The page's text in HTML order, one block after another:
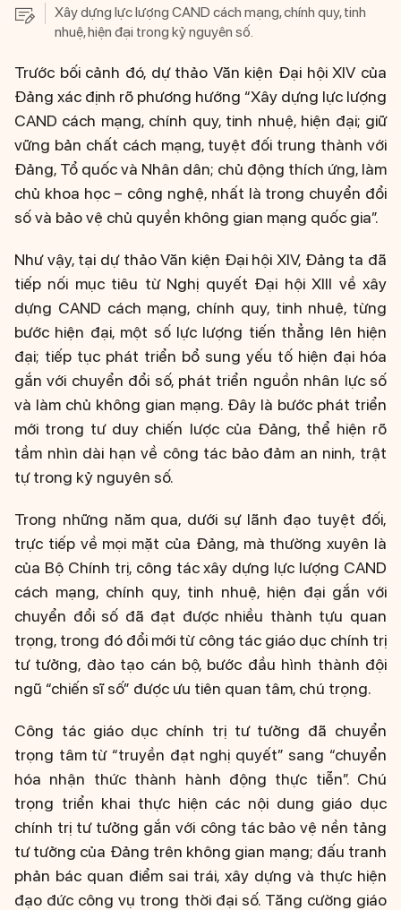
Xây dựng lực lượng CAND cách mạng, chính quy, tinh
nhuệ, hiện đại trong kỷ nguyên số.
Trước bối cảnh đó, dự thảo Văn kiện Đại hội XIV của
Đảng xác định rõ phương hướng “Xây dựng lực lượng
CAND cách mạng, chính quy, tinh nhuệ, hiện đại; giữ
vững bản chất cách mạng, tuyệt đối trung thành với
Đảng, Tổ quốc và Nhân dân; chủ động thích ứng, làm
chủ khoa học – công nghệ, nhất là trong chuyển đổi
số và bảo vệ chủ quyền không gian mạng quốc gia”.
Như vậy, tại dự thảo Văn kiện Đại hội XIV, Đảng ta đã
tiếp nối mục tiêu từ Nghị quyết Đại hội XIII về xây
dựng CAND cách mạng, chính quy, tinh nhuệ, từng
bước hiện đại, một số lực lượng tiến thẳng lên hiện
đại; tiếp tục phát triển bổ sung yếu tố hiện đại hóa
gắn với chuyển đổi số, phát triển nguồn nhân lực số
và làm chủ không gian mạng. Đây là bước phát triển
mới trong tư duy chiến lược của Đảng, thể hiện rõ
tầm nhìn dài hạn về công tác bảo đảm an ninh, trật
tự trong kỷ nguyên số.
Trong những năm qua, dưới sự lãnh đạo tuyệt đối,
trực tiếp về mọi mặt của Đảng, mà thường xuyên là
của Bộ Chính trị, công tác xây dựng lực lượng CAND
cách mạng, chính quy, tinh nhuệ, hiện đại gắn với
chuyển đổi số đã đạt được nhiều thành tựu quan
trọng, trong đó đổi mới từ công tác giáo dục chính trị
tư tưởng, đào tạo cán bộ, bước đầu hình thành đội
ngũ “chiến sĩ số” được ưu tiên quan tâm, chú trọng.
Công tác giáo dục chính trị tư tưởng đã chuyển
trọng tâm từ “truyền đạt nghị quyết” sang “chuyển
hóa nhận thức thành hành động thực tiễn”. Chú
trọng triển khai thực hiện các nội dung giáo dục
chính trị tư tưởng gắn với công tác bảo vệ nền tảng
tư tưởng của Đảng trên không gian mạng; đấu tranh
phản bác quan điểm sai trái, xây dựng và thực hiện
đạo đức công vụ trong thời đại số. Tăng cường giáo